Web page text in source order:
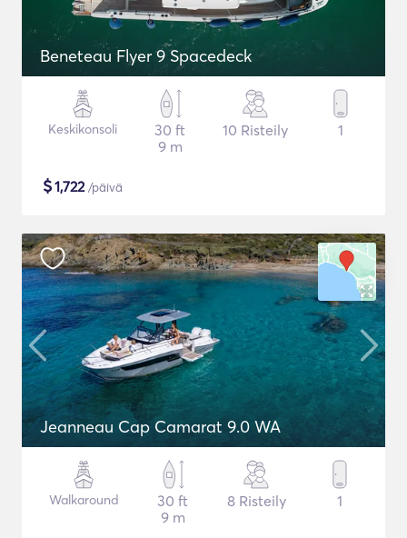
Beneteau Flyer 9 Spacedeck
Keskikonsoli
30 ft
9 m
10 Risteily 1
$1,722/päivä
Jeanneau Cap Camarat 9.0 WA
Walkaround
30 ft
9 m
8 Risteily 1